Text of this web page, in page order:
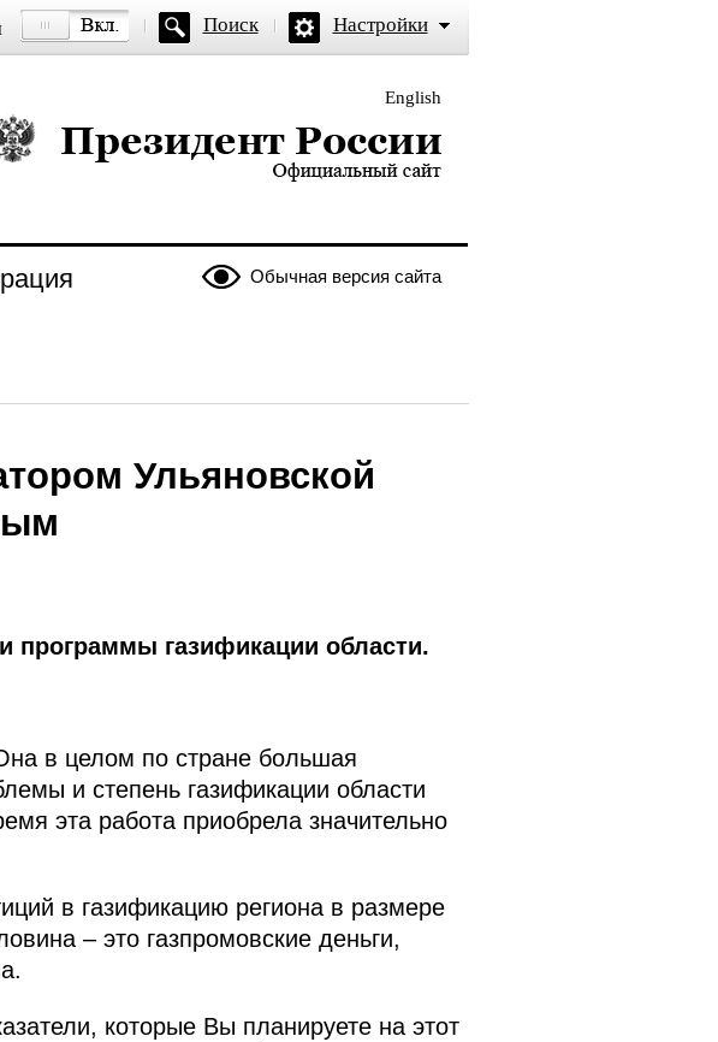
Поиск Настройки
English
России — официальный сайт
Обычная версия сайта
Ульяновской
программы газификации области.
в целом по стране большая
и степень газификации области
эта работа приобрела значительно
в газификацию региона в размере
– это газпромовские деньги,
которые Вы планируете на этот